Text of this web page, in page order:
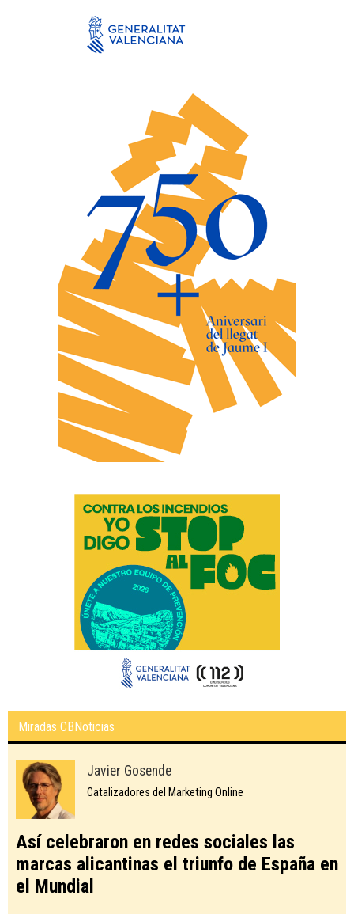
Miradas CBNoticias
Javier Gosende
Catalizadores del Marketing Online
Así celebraron en redes sociales las
marcas alicantinas el triunfo de España en
el Mundial